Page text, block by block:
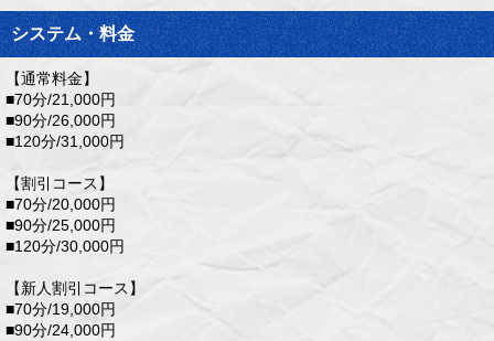
システム・料金
【通常料金】
■70分/21,000円
■90分/26,000円
■120分/31,000円
【割引コース】
■70分/20,000円
■90分/25,000円
■120分/30,000円
【新人割引コース】
■70分/19,000円
■90分/24,000円